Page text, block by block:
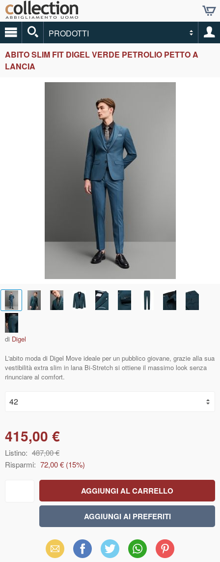
PRODOTTI
ABITO SLIM FIT DIGEL VERDE PETROLIO PETTO A
LANCIA
di Digel
L'abito moda di Digel Move ideale per un pubblico giovane, grazie alla sua
vestibilità extra slim in lana Bi-Stretch si ottiene il massimo look senza
rinunciare al comfort.
415,00 €
Listino: 487,00 €
Risparmi: 72,00 € (15%)
Email Facebook X WhatsAppPinterest